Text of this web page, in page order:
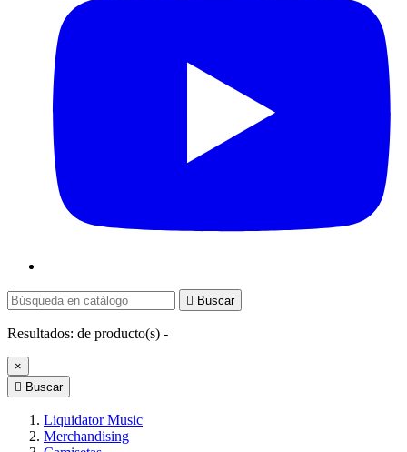
 Buscar
Resultados: de producto(s) -
×
 Buscar
Liquidator Music
Merchandising